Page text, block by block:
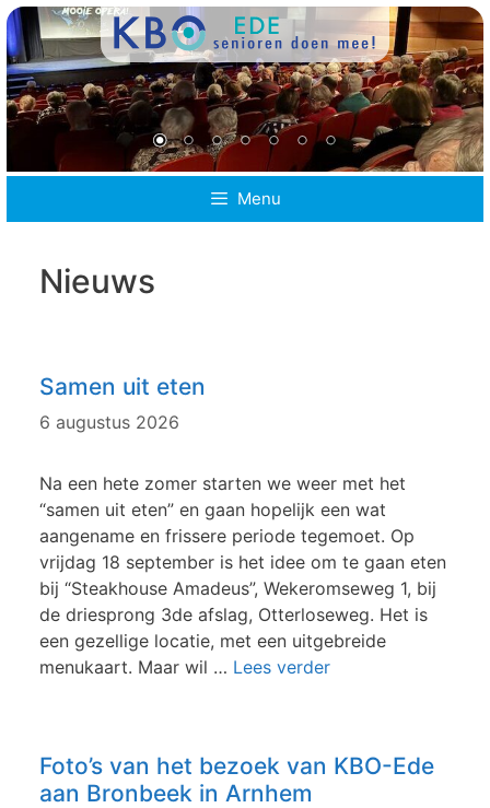
Ga
naar
de
inhoud
Menu
Nieuws
Samen uit eten
6 augustus 2026
Na een hete zomer starten we weer met het
“samen uit eten” en gaan hopelijk een wat
aangename en frissere periode tegemoet. Op
vrijdag 18 september is het idee om te gaan eten
bij “Steakhouse Amadeus”, Wekeromseweg 1, bij
de driesprong 3de afslag, Otterloseweg. Het is
een gezellige locatie, met een uitgebreide
menukaart. Maar wil … Lees verder
Foto’s van het bezoek van KBO-Ede
aan Bronbeek in Arnhem